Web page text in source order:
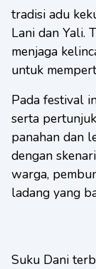
tradisi adu
Lani dan Yali.
menjaga
untuk
Pada festival
serta
panahan dan
dengan
warga,
ladang yang
Suku Dani